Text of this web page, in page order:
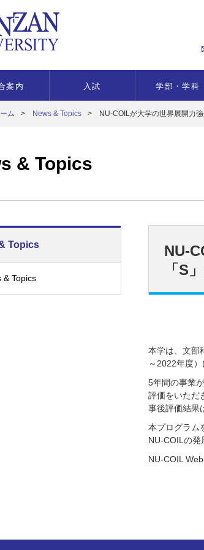
案内 入試 学部・学科
ム News & Topics NU-COILが大学の世界展開力
& Topics
NU-
「S
本学は、文部
～2022年度
5年間の事業
評価をいただ
事後評価結果
本プログラム
NU-COILの発
NU-COIL
Topics
& Topics